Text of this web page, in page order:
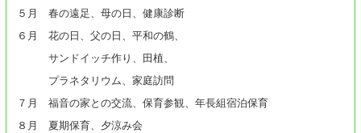
５月 春の遠足、母の日、健康診断
６月 花の日、父の日、平和の鶴、
サンドイッチ作り、田植、
プラネタリウム、家庭訪問
７月 福音の家との交流、保育参観、年長組宿泊保育
８月 夏期保育、夕涼み会